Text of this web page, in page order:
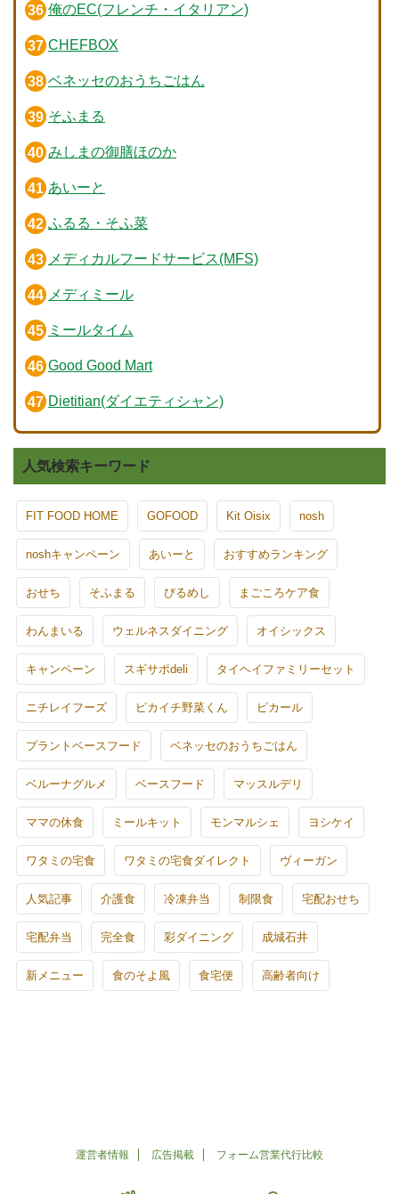
俺のEC(フレンチ・イタリアン)
CHEFBOX
ベネッセのおうちごはん
そふまる
みしまの御膳ほのか
あいーと
ふるる・そふ菜
メディカルフードサービス(MFS)
メディミール
ミールタイム
Good Good Mart
Dietitian(ダイエティシャン)
人気検索キーワード
FIT FOOD HOME GOFOOD Kit Oisix nosh
noshキャンペーン あいーと おすすめランキング
おせち そふまる びるめし まごころケア食
わんまいる ウェルネスダイニング オイシックス
キャンペーン スギサポdeli タイヘイファミリーセット
ニチレイフーズ ピカイチ野菜くん ピカール
プラントベースフード ベネッセのおうちごはん
ベルーナグルメ ベースフード マッスルデリ
ママの休食 ミールキット モンマルシェ ヨシケイ
ワタミの宅食 ワタミの宅食ダイレクト ヴィーガン
人気記事 介護食 冷凍弁当 制限食 宅配おせち
宅配弁当 完全食 彩ダイニング 成城石井
新メニュー 食のそよ風 食宅便 高齢者向け
運営者情報 広告掲載 フォーム営業代行比較